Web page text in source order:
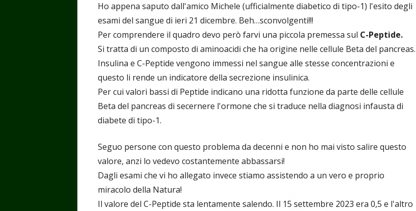
Ho appena saputo dall'amico Michele (ufficialmente diabetico di tipo-1) l'esito degli
esami del sangue di ieri 21 dicembre. Beh…sconvolgenti!!!
Per comprendere il quadro devo però farvi una piccola premessa sul C-Peptide.
Si tratta di un composto di aminoacidi che ha origine nelle cellule Beta del pancreas.
Insulina e C-Peptide vengono immessi nel sangue alle stesse concentrazioni e
questo li rende un indicatore della secrezione insulinica.
Per cui valori bassi di Peptide indicano una ridotta funzione da parte delle cellule
Beta del pancreas di secernere l'ormone che si traduce nella diagnosi infausta di
diabete di tipo-1.
Seguo persone con questo problema da decenni e non ho mai visto salire questo
valore, anzi lo vedevo costantemente abbassarsi!
Dagli esami che vi ho allegato invece stiamo assistendo a un vero e proprio
miracolo della Natura!
Il valore del C-Peptide sta lentamente salendo. Il 15 settembre 2023 era 0,5 e l'altro